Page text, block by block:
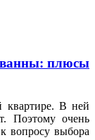
ванны: плюсы
квартире. В ней
Поэтому очень
вопросу выбора